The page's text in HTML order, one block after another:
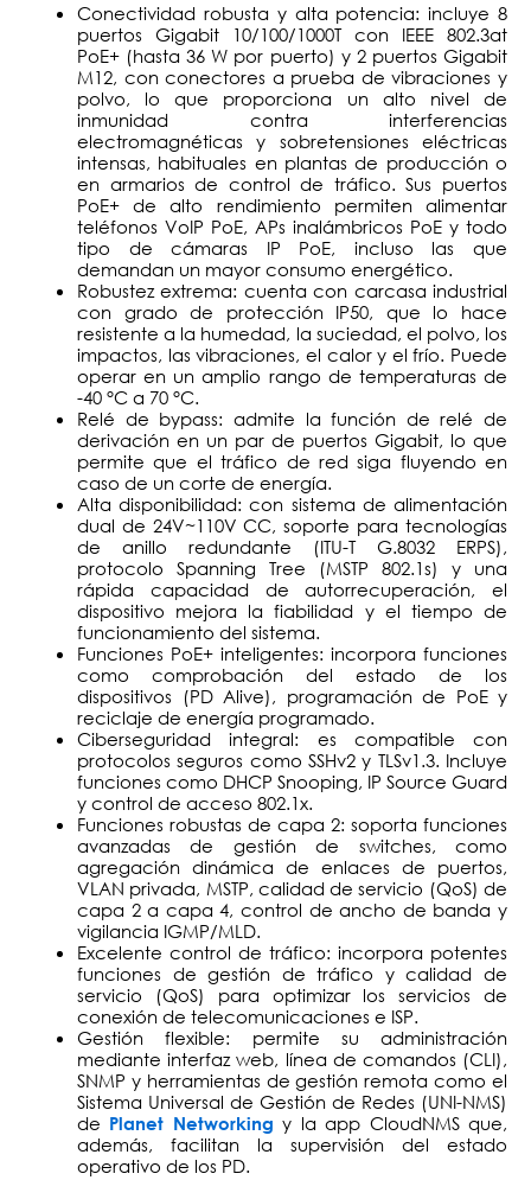
Conectividad robusta y alta potencia: incluye 8
puertos Gigabit 10/100/1000T con IEEE 802.3at
PoE+ (hasta 36 W por puerto) y 2 puertos Gigabit
M12, con conectores a prueba de vibraciones y
polvo, lo que proporciona un alto nivel de
inmunidad contra interferencias
electromagnéticas y sobretensiones eléctricas
intensas, habituales en plantas de producción o
en armarios de control de tráfico. Sus puertos
PoE+ de alto rendimiento permiten alimentar
teléfonos VoIP PoE, APs inalámbricos PoE y todo
tipo de cámaras IP PoE, incluso las que
demandan un mayor consumo energético.
Robustez extrema: cuenta con carcasa industrial
con grado de protección IP50, que lo hace
resistente a la humedad, la suciedad, el polvo, los
impactos, las vibraciones, el calor y el frío. Puede
operar en un amplio rango de temperaturas de
-40 °C a 70 °C.
Relé de bypass: admite la función de relé de
derivación en un par de puertos Gigabit, lo que
permite que el tráfico de red siga fluyendo en
caso de un corte de energía.
Alta disponibilidad: con sistema de alimentación
dual de 24V~110V CC, soporte para tecnologías
de anillo redundante (ITU-T G.8032 ERPS),
protocolo Spanning Tree (MSTP 802.1s) y una
rápida capacidad de autorrecuperación, el
dispositivo mejora la fiabilidad y el tiempo de
funcionamiento del sistema.
Funciones PoE+ inteligentes: incorpora funciones
como comprobación del estado de los
dispositivos (PD Alive), programación de PoE y
reciclaje de energía programado.
Ciberseguridad integral: es compatible con
protocolos seguros como SSHv2 y TLSv1.3. Incluye
funciones como DHCP Snooping, IP Source Guard
y control de acceso 802.1x.
Funciones robustas de capa 2: soporta funciones
avanzadas de gestión de switches, como
agregación dinámica de enlaces de puertos,
VLAN privada, MSTP, calidad de servicio (QoS) de
capa 2 a capa 4, control de ancho de banda y
vigilancia IGMP/MLD.
Excelente control de tráfico: incorpora potentes
funciones de gestión de tráfico y calidad de
servicio (QoS) para optimizar los servicios de
conexión de telecomunicaciones e ISP.
Gestión flexible: permite su administración
mediante interfaz web, línea de comandos (CLI),
SNMP y herramientas de gestión remota como el
Sistema Universal de Gestión de Redes (UNI-NMS)
de Planet Networking y la app CloudNMS que,
además, facilitan la supervisión del estado
operativo de los PD.